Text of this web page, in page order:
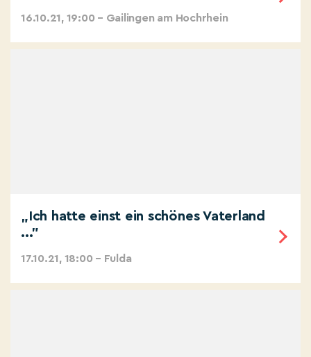
16.10.21, 19:00 – Gailingen am Hochrhein
„Ich hatte einst ein schönes Vaterland
..."
17.10.21, 18:00 – Fulda